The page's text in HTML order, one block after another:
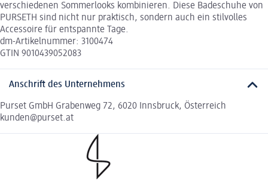
verschiedenen Sommerlooks kombinieren. Diese Badeschuhe von
PURSETH sind nicht nur praktisch, sondern auch ein stilvolles
Accessoire für entspannte Tage.
dm-Artikelnummer: 3100474
GTIN 9010439052083
Anschrift des Unternehmens
Purset GmbH Grabenweg 72, 6020 Innsbruck, Österreich
kunden@purset.at